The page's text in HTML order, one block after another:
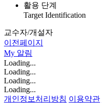
활용 단계
Target Identification
교수자/개설자
이전페이지
My 알림
Loading...
Loading...
Loading...
Loading...
개인정보처리방침 이용약관